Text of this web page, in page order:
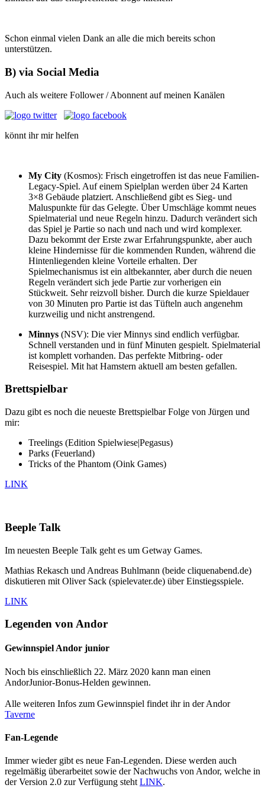
Schon einmal vielen Dank an alle die mich bereits schon
unterstützen.
B) via Social Media
Auch als weitere Follower / Abonnent auf meinen Kanälen
könnt ihr mir helfen
My City (Kosmos): Frisch eingetroffen ist das neue Familien-
Legacy-Spiel. Auf einem Spielplan werden über 24 Karten
3×8 Gebäude platziert. Anschließend gibt es Sieg- und
Maluspunkte für das Gelegte. Über Umschläge kommt neues
Spielmaterial und neue Regeln hinzu. Dadurch verändert sich
das Spiel je Partie so nach und nach und wird komplexer.
Dazu bekommt der Erste zwar Erfahrungspunkte, aber auch
kleine Hindernisse für die kommenden Runden, während die
Hintenliegenden kleine Vorteile erhalten. Der
Spielmechanismus ist ein altbekannter, aber durch die neuen
Regeln verändert sich jede Partie zur vorherigen ein
Stückweit. Sehr reizvoll bisher. Durch die kurze Spieldauer
von 30 Minuten pro Partie ist das Tüfteln auch angenehm
kurzweilig und nicht anstrengend.
Minnys (NSV): Die vier Minnys sind endlich verfügbar.
Schnell verstanden und in fünf Minuten gespielt. Spielmaterial
ist komplett vorhanden. Das perfekte Mitbring- oder
Reisespiel. Mit hat Hamstern aktuell am besten gefallen.
Brettspielbar
Dazu gibt es noch die neueste Brettspielbar Folge von Jürgen und
mir:
Treelings (Edition Spielwiese|Pegasus)
Parks (Feuerland)
Tricks of the Phantom (Oink Games)
LINK
Beeple Talk
Im neuesten Beeple Talk geht es um Getway Games.
Mathias Rekasch und Andreas Buhlmann (beide cliquenabend.de)
diskutieren mit Oliver Sack (spielevater.de) über Einstiegsspiele.
LINK
Legenden von Andor
Gewinnspiel Andor junior
Noch bis einschließlich 22. März 2020 kann man einen
AndorJunior-Bonus-Helden gewinnen.
Alle weiteren Infos zum Gewinnspiel findet ihr in der Andor
Taverne
Fan-Legende
Immer wieder gibt es neue Fan-Legenden. Diese werden auch
regelmäßig überarbeitet sowie der Nachwuchs von Andor, welche in
der Version 2.0 zur Verfügung steht LINK.